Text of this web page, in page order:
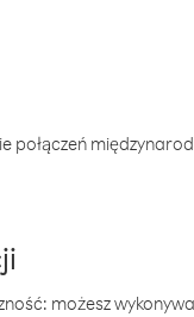
możesz